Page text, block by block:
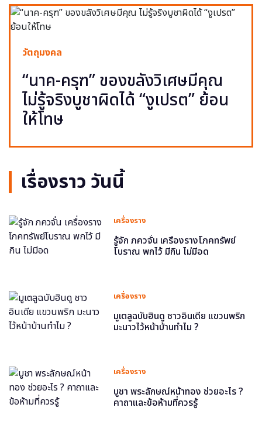
วัตถุมงคล
“นาค-ครุฑ” ของขลังวิเศษมีคุณ
ไม่รู้จริงบูชาผิดได้ “งูเปรต” ย้อน
ให้โทษ
เรื่องราว วันนี้
เครื่องราง
รู้จัก ภควจั่น เครื่องรางโภคทรัพย์
โบราณ พกไว้ มีกิน ไม่มีอด
เครื่องราง
มูเตลูฉบับฮินดู ชาวอินเดีย แขวนพริก
มะนาวไว้หน้าบ้านทำไม ?
เครื่องราง
บูชา พระลักษณ์หน้าทอง ช่วยอะไร ?
คาถาและข้อห้ามที่ควรรู้